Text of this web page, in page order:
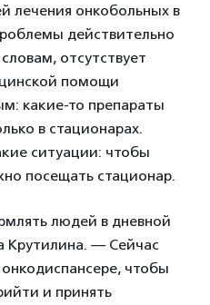
лечения онкобольных в
действительно
отсутствует
помощи
какие-то препараты
в стационарах.
ситуации: чтобы
посещать стационар.
людей в дневной
Крутилина. — Сейчас
чтобы
и принять